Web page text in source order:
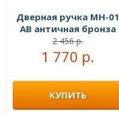
Дверная ручка MH-01
AB античная бронза
2 456 р.
1 770 р.
КУПИТЬ